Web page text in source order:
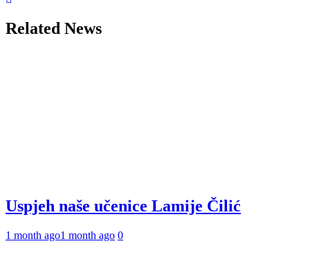
Related News
Uspjeh naše učenice Lamije Čilić
1 month ago1 month ago 0